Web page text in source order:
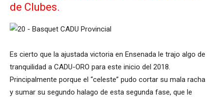
de Clubes.
Es cierto que la ajustada victoria en Ensenada le trajo algo de
tranquilidad a CADU-ORO para este inicio del 2018.
Principalmente porque el “celeste” pudo cortar su mala racha
y sumar su segundo halago de esta segunda fase, que le